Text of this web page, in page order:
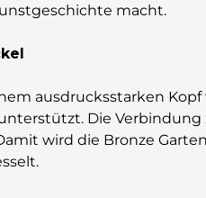
macht.
ausdrucksstarken
Die
wird die Bronze